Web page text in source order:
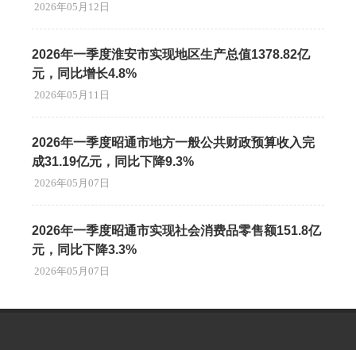
2026年05月12日
2026年一季度淮安市实现地区生产总值1378.82亿
元，同比增长4.8%
2026年05月11日
2026年一季度昭通市地方一般公共财政预算收入完
成31.19亿元，同比下降9.3%
2026年05月07日
2026年一季度昭通市实现社会消费品零售额151.8亿
元，同比下降3.3%
2026年05月07日